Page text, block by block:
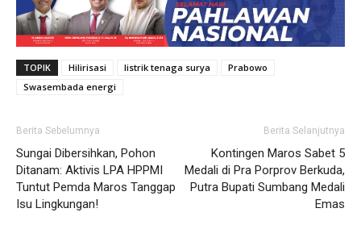
TOPIK Hilirisasi listrik tenaga surya
Prabowo
Swasembada energi
Berita Sebelumnya
Sungai Dibersihkan, Pohon
Ditanam: Aktivis LPA HPPMI
Tuntut Pemda Maros Tanggap
Isu Lingkungan!
Berita Selanjutnya
Kontingen Maros Sabet 5
Medali di Pra Porprov Berkuda,
Putra Bupati Sumbang Medali
Emas